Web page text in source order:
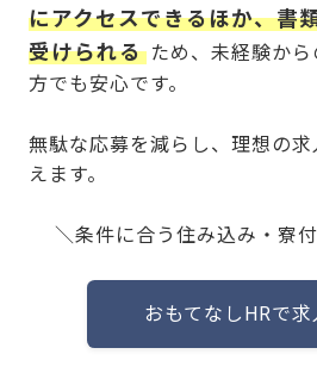
にアクセスできるほか、書
受けられる ため、未経験か
方でも安心です。
無駄な応募を減らし、理想の
えます。
＼条件に合う住み込み・寮
おもてなしHRで